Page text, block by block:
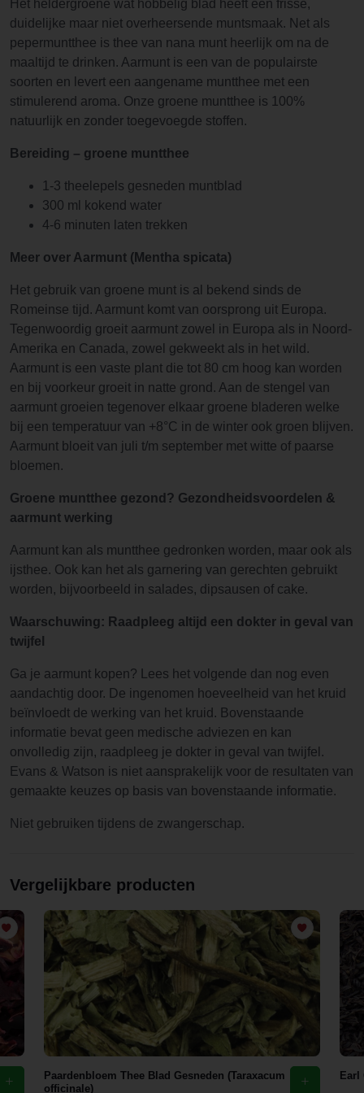
Het heldergroene wat hobbelig blad heeft een frisse,
duidelijke maar niet overheersende muntsmaak. Net als
pepermuntthee is thee van nana munt heerlijk om na de
maaltijd te drinken. Aarmunt is een van de populairste
soorten en levert een aangename muntthee met een
stimulerend aroma. Onze groene muntthee is 100%
natuurlijk en zonder toegevoegde stoffen.
Bereiding – groene muntthee
1-3 theelepels gesneden muntblad
300 ml kokend water
4-6 minuten laten trekken
Meer over Aarmunt (Mentha spicata)
Het gebruik van groene munt is al bekend sinds de
Romeinse tijd. Aarmunt komt van oorsprong uit Europa.
Tegenwoordig groeit aarmunt zowel in Europa als in Noord-
Amerika en Canada, zowel gekweekt als in het wild.
Aarmunt is een vaste plant die tot 80 cm hoog kan worden
en bij voorkeur groeit in natte grond. Aan de stengel van
aarmunt groeien tegenover elkaar groene bladeren welke
bij een temperatuur van +8°C in de winter ook groen blijven.
Aarmunt bloeit van juli t/m september met witte of paarse
bloemen.
Groene muntthee gezond? Gezondheidsvoordelen &
aarmunt werking
Aarmunt kan als muntthee gedronken worden, maar ook als
ijsthee. Ook kan het als garnering van gerechten gebruikt
worden, bijvoorbeeld in salades, dipsausen of cake.
Waarschuwing: Raadpleeg altijd een dokter in geval van
twijfel
Ga je aarmunt kopen? Lees het volgende dan nog even
aandachtig door. De ingenomen hoeveelheid van het kruid
beïnvloedt de werking van het kruid. Bovenstaande
informatie bevat geen medische adviezen en kan
onvolledig zijn, raadpleeg je dokter in geval van twijfel.
Evans & Watson is niet aansprakelijk voor de resultaten van
gemaakte keuzes op basis van bovenstaande informatie.
Niet gebruiken tijdens de zwangerschap.
Vergelijkbare producten
Paardenbloem Thee Blad Gesneden (Taraxacum
officinale)
Earl